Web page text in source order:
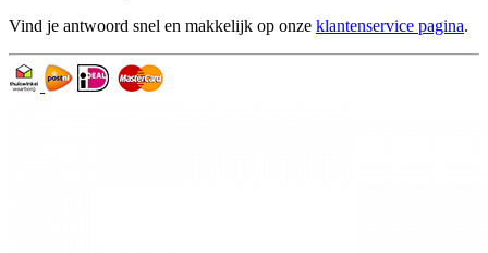
Vind je antwoord snel en makkelijk op onze klantenservice pagina.